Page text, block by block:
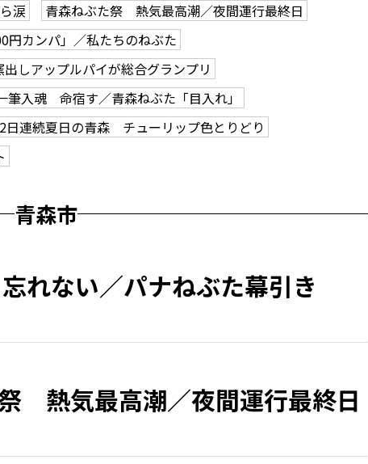
涙
青森ねぶた祭 熱気最高潮／夜間運行最終日
カンパ」／私たちのねぶた
出しアップルパイが総合グランプリ
筆入魂 命宿す／青森ねぶた「目入れ」
2日連続夏日の青森 チューリップ色とりどり
青森市
れない／パナねぶた幕引き
熱気最高潮／夜間運行最終日